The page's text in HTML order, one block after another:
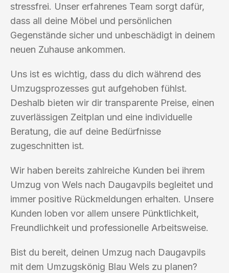
stressfrei. Unser erfahrenes Team sorgt dafür,
dass all deine Möbel und persönlichen
Gegenstände sicher und unbeschädigt in deinem
neuen Zuhause ankommen.
Uns ist es wichtig, dass du dich während des
Umzugsprozesses gut aufgehoben fühlst.
Deshalb bieten wir dir transparente Preise, einen
zuverlässigen Zeitplan und eine individuelle
Beratung, die auf deine Bedürfnisse
zugeschnitten ist.
Wir haben bereits zahlreiche Kunden bei ihrem
Umzug von Wels nach Daugavpils begleitet und
immer positive Rückmeldungen erhalten. Unsere
Kunden loben vor allem unsere Pünktlichkeit,
Freundlichkeit und professionelle Arbeitsweise.
Bist du bereit, deinen Umzug nach Daugavpils
mit dem Umzugskönig Blau Wels zu planen?